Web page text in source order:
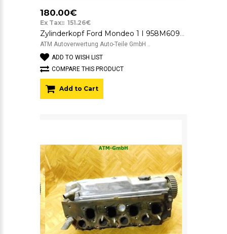
180.00€
Ex Tax:: 151.26€
Zylinderkopf Ford Mondeo 1 I 958M6090AA
ATM Autoverwertung Auto-Teile GmbH ..
ADD TO WISH LIST
COMPARE THIS PRODUCT
Add to Cart